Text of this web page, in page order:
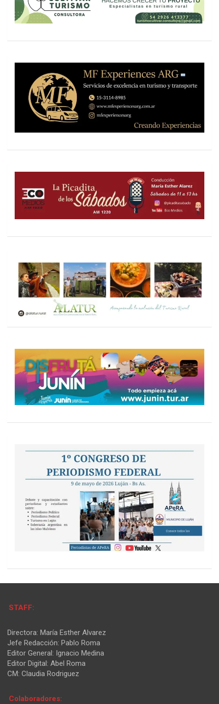
STAFF:
Directora: María Esther Alvarez
Jefe Redacción: Pablo Roma
Editor General: Ignacio Medina
Editor Digital: Abel Roma
CM: Claudia Rodriguez
Colaboradores: